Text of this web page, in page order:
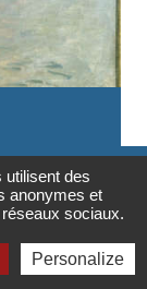
Contact

Newsletter
utilisent des
anonymes et
sociaux.
Personalize